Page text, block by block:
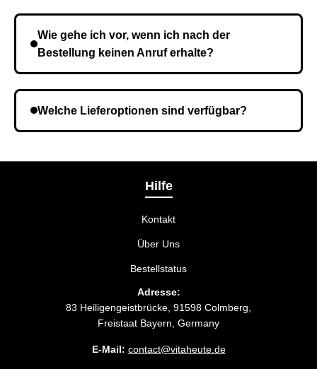
Wie gehe ich vor, wenn ich nach der
Bestellung keinen Anruf erhalte?
und wiederholen Sie gegebenenfalls die Bestellung.
Welche Lieferoptionen sind verfügbar?
Liefermethode wählen, die am besten zu Ihnen
Hilfe
Kontakt
Über Uns
Bestellstatus
Adresse:
83 Heiligengeistbrücke, 91598 Colmberg,
Freistaat Bayern, Germany
E-Mail: contact@vitaheute.de